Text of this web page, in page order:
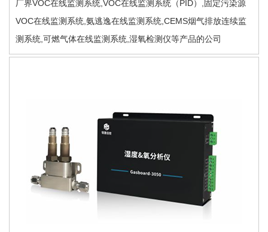
厂界VOC在线监测系统,VOC在线监测系统（PID）,固定污染源
VOC在线监测系统,氨逃逸在线监测系统,CEMS烟气排放连续监
测系统,可燃气体在线监测系统,湿氧检测仪等产品的公司